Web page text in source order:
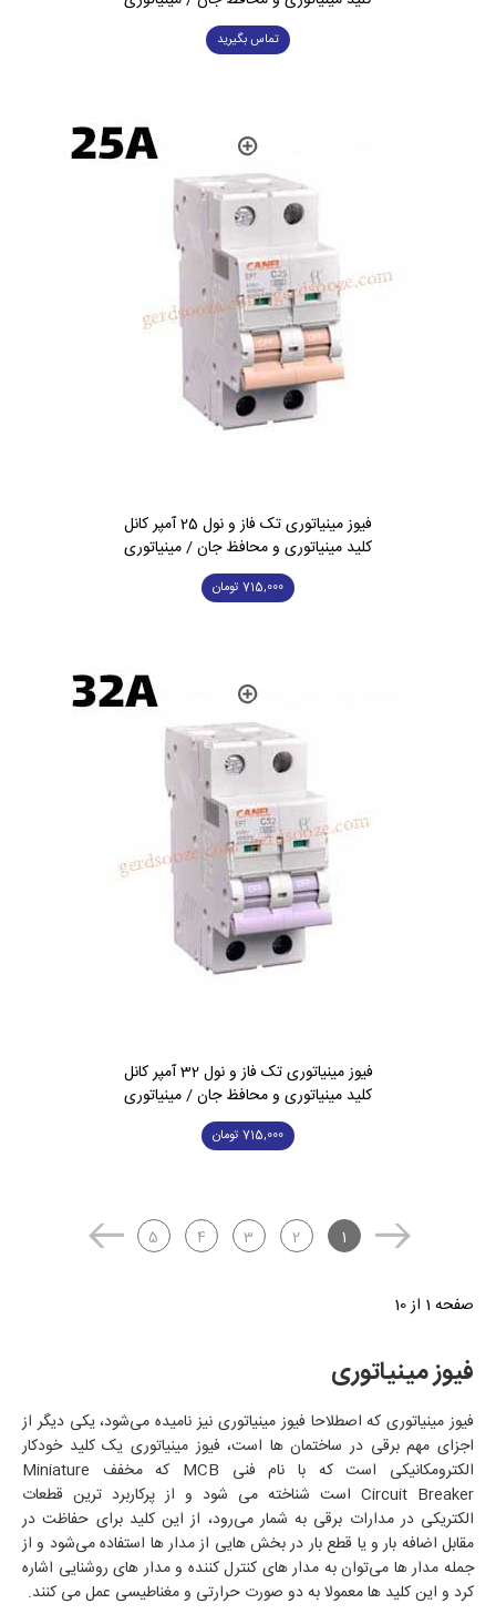
تماس بگیرید
فیوز مینیاتوری تک فاز و نول 25 آمپر کانل
کلید مینیاتوری و محافظ جان / مینیاتوری
715,000 تومان
فیوز مینیاتوری تک فاز و نول 32 آمپر کانل
کلید مینیاتوری و محافظ جان / مینیاتوری
715,000 تومان
1
2
3
4
5
صفحه 1 از 10
فیوز مینیاتوری
فیوز مینیاتوری که اصطلاحا فیوز مینیاتوری نیز نامیده می‌شود، یکی دیگر از
اجزای مهم برقی در ساختما‌ن‌ ها است، فیوز مینیاتوری یک کلید خودکار
الکترومکانیکی است که با نام فنی MCB که مخفف Miniature
Circuit Breaker است شناخته می شود و از پرکاربرد ترین قطعات
الکتریکی در مدارات برقی به شمار می‌رود، از این کلید برای حفاظت در
مقابل اضافه بار و یا قطع بار در بخش‌ هایی از مدار‌ ها استفاده می‌شود و از
جمله مدار‌ ها می‌توان به مدار های کنترل کننده و مدار های روشنایی اشاره
کرد و این کلید‌ ها معمولا به دو صورت حرارتی و مغناطیسی عمل می‌ کنند.